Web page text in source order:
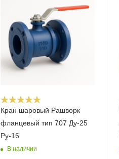
Кран шаровый Рашворк
фланцевый тип 707 Ду-25
Ру-16
В наличии